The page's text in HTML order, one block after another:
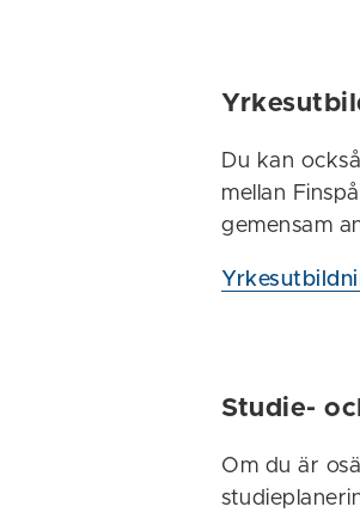
Du kan
mellan
gemensam
Studie-
Om du är